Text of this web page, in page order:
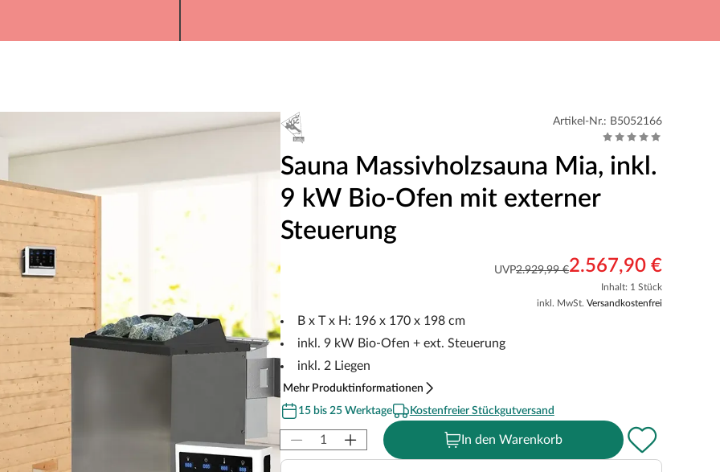
Artikel-Nr.: B5052166
Sauna Massivholzsauna Mia, inkl.
9 kW Bio-Ofen mit externer
Steuerung
UVP2.929,99 €2.567,90 €
Inhalt: 1 Stück
inkl. MwSt. Versandkostenfrei
B x T x H: 196 x 170 x 198 cm
inkl. 9 kW Bio-Ofen + ext. Steuerung
inkl. 2 Liegen
Mehr Produktinformationen
15 bis 25 Werktage
Kostenfreier Stückgutversand
In den Warenkorb